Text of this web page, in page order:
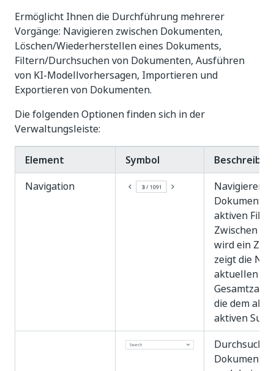
Ermöglicht Ihnen die Durchführung mehrerer
Vorgänge: Navigieren zwischen Dokumenten,
Löschen/Wiederherstellen eines Dokuments,
Filtern/Durchsuchen von Dokumenten, Ausführen
von KI-Modellvorhersagen, Importieren und
Exportieren von Dokumenten.
Die folgenden Optionen finden sich in der
Verwaltungsleiste:
Element Symbol
Navigation
Navigieren
aktiven
Zwischen
wird ein
zeigt die
aktuellen
Gesamtzahl
die dem
aktiven